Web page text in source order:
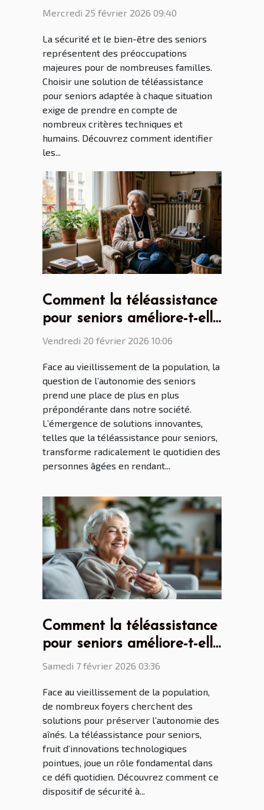
téléassistance pour seniors
spécifiques ?
Mercredi 25 février 2026 09:40
La sécurité et le bien-être des seniors
représentent des préoccupations
majeures pour de nombreuses familles.
Choisir une solution de téléassistance
pour seniors adaptée à chaque situation
exige de prendre en compte de
nombreux critères techniques et
humains. Découvrez comment identifier
les...
Comment la téléassistance
pour seniors améliore-t-elle
l'autonomie au quotidien ?
Vendredi 20 février 2026 10:06
Face au vieillissement de la population, la
question de l’autonomie des seniors
prend une place de plus en plus
prépondérante dans notre société.
L’émergence de solutions innovantes,
telles que la téléassistance pour seniors,
transforme radicalement le quotidien des
personnes âgées en rendant...
Comment la téléassistance
pour seniors améliore-t-elle
l'indépendance
Samedi 7 février 2026 03:36
Face au vieillissement de la population,
de nombreux foyers cherchent des
solutions pour préserver l’autonomie des
aînés. La téléassistance pour seniors,
fruit d’innovations technologiques
pointues, joue un rôle fondamental dans
ce défi quotidien. Découvrez comment ce
dispositif de sécurité à...